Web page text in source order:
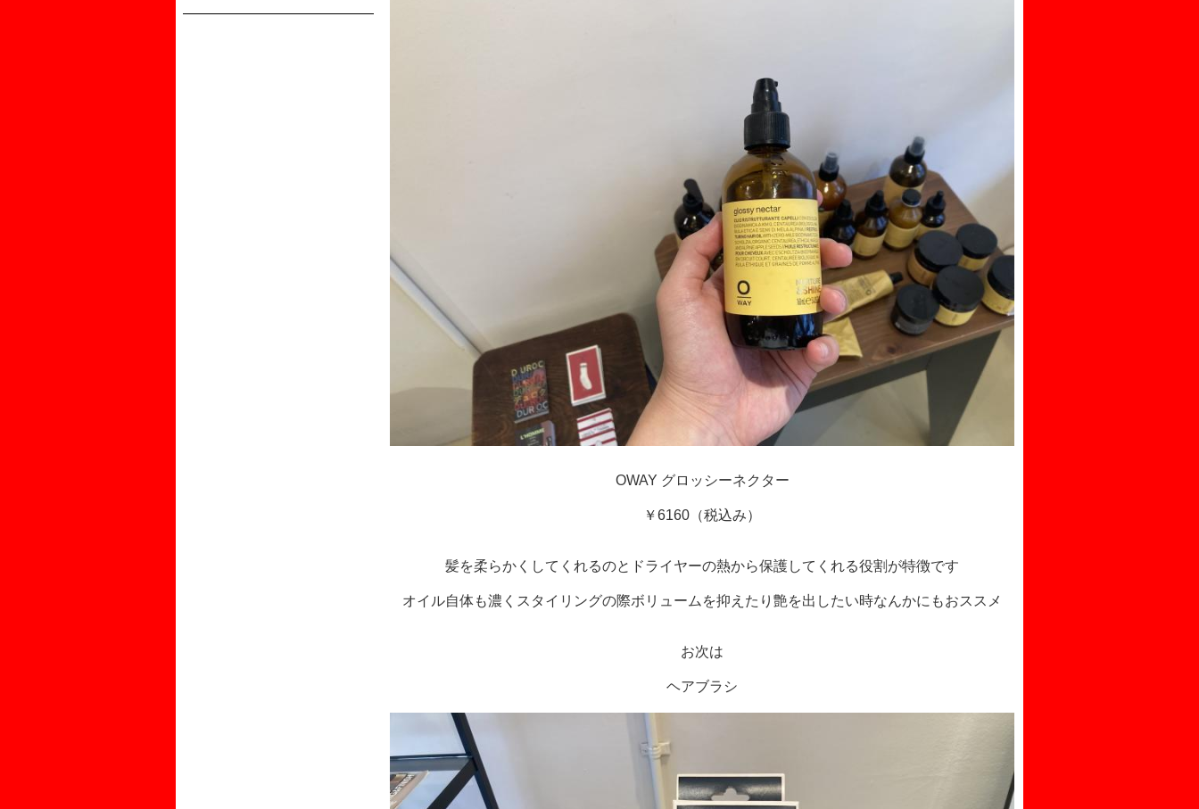
OWAY グロッシーネクター
￥6160（税込み）
髪を柔らかくしてくれるのとドライヤーの熱から保護してくれる役割が特徴です
オイル自体も濃くスタイリングの際ボリュームを抑えたり艶を出したい時なんかにもおススメ
お次は
ヘアブラシ